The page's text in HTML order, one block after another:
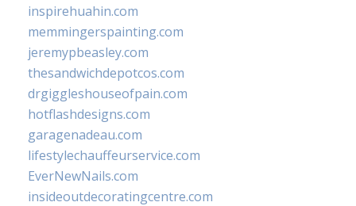
inspirehuahin.com
memmingerspainting.com
jeremypbeasley.com
thesandwichdepotcos.com
drgiggleshouseofpain.com
hotflashdesigns.com
garagenadeau.com
lifestylechauffeurservice.com
EverNewNails.com
insideoutdecoratingcentre.com